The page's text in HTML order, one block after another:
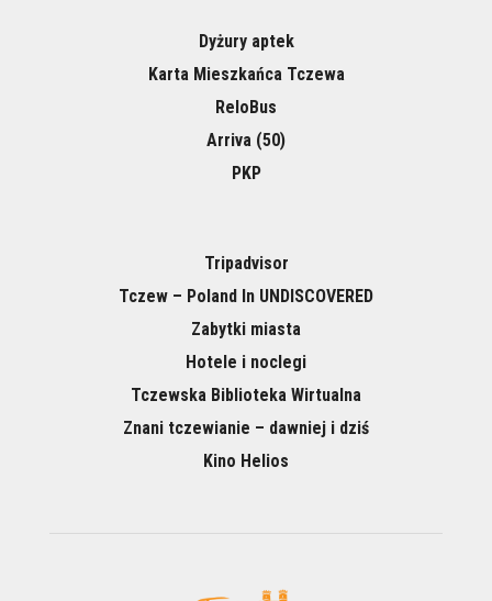
Dyżury aptek
Karta Mieszkańca Tczewa
ReloBus
Arriva (50)
PKP
Tripadvisor
Tczew – Poland In UNDISCOVERED
Zabytki miasta
Hotele i noclegi
Tczewska Biblioteka Wirtualna
Znani tczewianie – dawniej i dziś
Kino Helios